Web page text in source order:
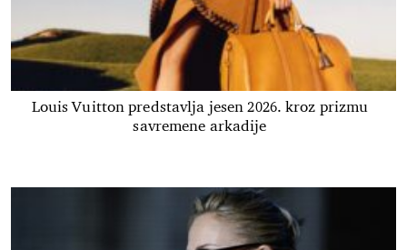
Louis Vuitton predstavlja jesen 2026. kroz prizmu
savremene arkadije